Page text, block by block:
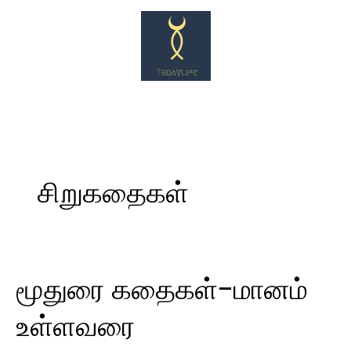
சிறுகதைகள்
மூதுரை கதைகள்-மானம்
உள்ளவரை
கதைகள்-
மானம்
உள்ளவரை